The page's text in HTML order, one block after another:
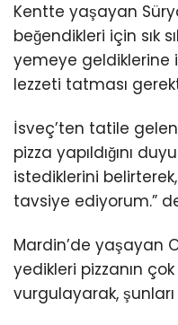
Kentte yaşayan
beğendikleri için sık
yemeye geldiklerine
lezzeti tatması
İsveç’ten tatile
pizza yapıldığını
istediklerini
tavsiye ediyorum.”
Mardin’de yaşayan
yedikleri pizzanın
vurgulayarak,